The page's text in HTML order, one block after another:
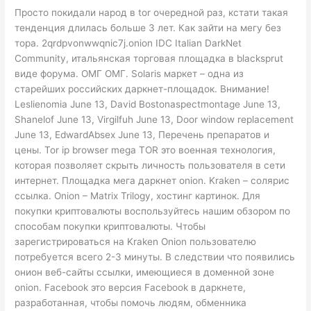
Просто покидали народ в tor очередной раз, кстати такая
тенденция длилась больше 3 лет. Как зайти на мегу без
тора. 2qrdpvonwwqnic7j.onion IDC Italian DarkNet
Community, итальянская торговая площадка в blacksprut
виде форума. ОМГ ОМГ. Solaris маркет – одна из
старейших российских даркнет-площадок. Внимание!
Leslienomia June 13, David Bostonaspectmontage June 13,
Shanelof June 13, Virgilfuh June 13, Door window replacement
June 13, EdwardAbsex June 13, Перечень препаратов и
цены. Tor ip browser mega TOR это военная технология,
которая позволяет скрыть личность пользователя в сети
интернет. Площадка мега даркнет onion. Kraken – солярис
ссылка. Onion – Matrix Trilogy, хостинг картинок. Для
покупки криптовалюты воспользуйтесь нашим обзором по
способам покупки криптовалюты. Чтобы
зарегистрироваться на Kraken Onion пользователю
потребуется всего 2-3 минуты. В следствии что появились
онион веб-сайты ссылки, имеющиеся в доменной зоне
onion. Facebook это версия Facebook в даркнете,
разработанная, чтобы помочь людям, обменника